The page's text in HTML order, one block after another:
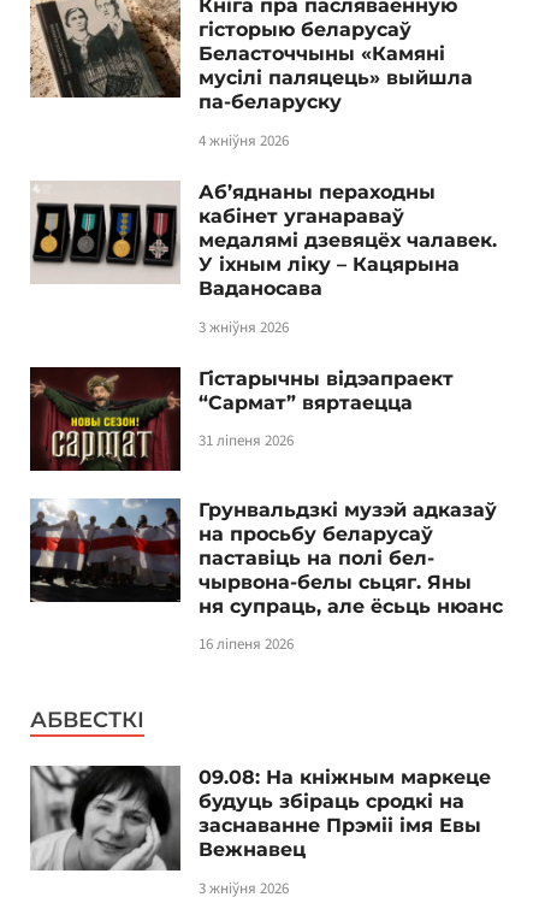
Кніга пра пасляваенную
гісторыю беларусаў
Беласточчыны «Камяні
мусілі паляцець» выйшла
па-беларуску
4 жніўня 2026
Аб’яднаны пераходны
кабінет уганараваў
медалямі дзевяцёх чалавек.
У іхным ліку – Кацярына
Ваданосава
3 жніўня 2026
Гістарычны відэапраект
“Сармат” вяртаецца
31 ліпеня 2026
Грунвальдзкі музэй адказаў
на просьбу беларусаў
паставіць на полі бел-
чырвона-белы сьцяг. Яны
ня супраць, але ёсьць нюанс
16 ліпеня 2026
АБВЕСТКІ
09.08: На кніжным маркеце
будуць збіраць сродкі на
заснаванне Прэміі імя Евы
Вежнавец
3 жніўня 2026